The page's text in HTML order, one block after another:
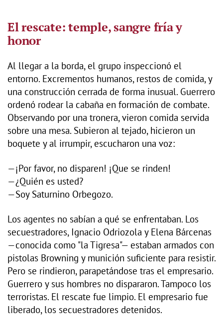
El rescate: temple, sangre fría y
honor
Al llegar a la borda, el grupo inspeccionó el
entorno. Excrementos humanos, restos de comida, y
una construcción cerrada de forma inusual. Guerrero
ordenó rodear la cabaña en formación de combate.
Observando por una tronera, vieron comida servida
sobre una mesa. Subieron al tejado, hicieron un
boquete y al irrumpir, escucharon una voz:
—¡Por favor, no disparen! ¡Que se rinden!
—¿Quién es usted?
—Soy Saturnino Orbegozo.
Los agentes no sabían a qué se enfrentaban. Los
secuestradores, Ignacio Odriozola y Elena Bárcenas
—conocida como "la Tigresa"— estaban armados con
pistolas Browning y munición suficiente para resistir.
Pero se rindieron, parapetándose tras el empresario.
Guerrero y sus hombres no dispararon. Tampoco los
terroristas. El rescate fue limpio. El empresario fue
liberado, los secuestradores detenidos.